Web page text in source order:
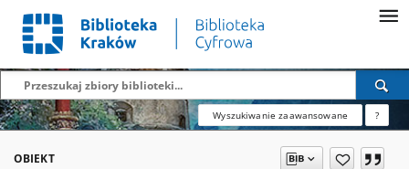
Wyszukiwanie zaawansowane ?
OBIEKT